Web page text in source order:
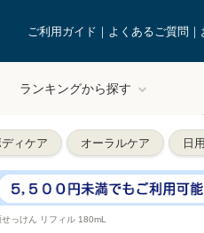
ご利用ガイド よくあるご質問
ランキングから探す
ィケア オーラルケア 日
っけん リフィル 180mL